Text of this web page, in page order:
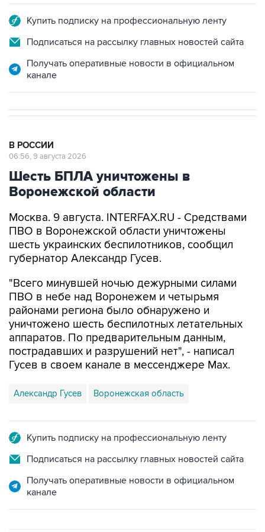
Подписаться на рассылку главных новостей сайта
Получать оперативные новости в официальном
Шесть БПЛА уничтожены в
Воронежской области
Москва. 9 августа. INTERFAX.RU - Средствами
шесть украинских беспилотников, сообщил
губернатор Александр Гусев.
"Всего минувшей ночью дежурными силами
районами региона было обнаружено и
уничтожено шесть беспилотных летательных
аппаратов. По предварительным данным,
пострадавших и разрушений нет", - написал
Гусев в своем канале в мессенджере Max.
Александр Гусев Воронежская область
Подписаться на рассылку главных новостей сайта
Получать оперативные новости в официальном